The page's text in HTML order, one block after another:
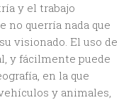
y el trabajo
no querría nada que
visionado. El uso de
y fácilmente puede
en la que
y animales,